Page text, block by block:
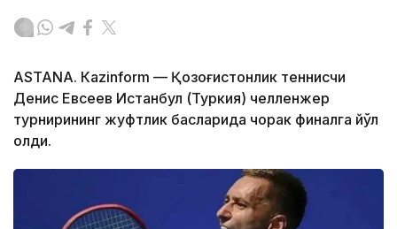
ASTANА. Кazinform — Қозоғистонлик теннисчи
Денис Евсеев Истанбул (Туркия) челленжер
турнирининг жуфтлик баҳсларида чорак финалга йўл
олди.